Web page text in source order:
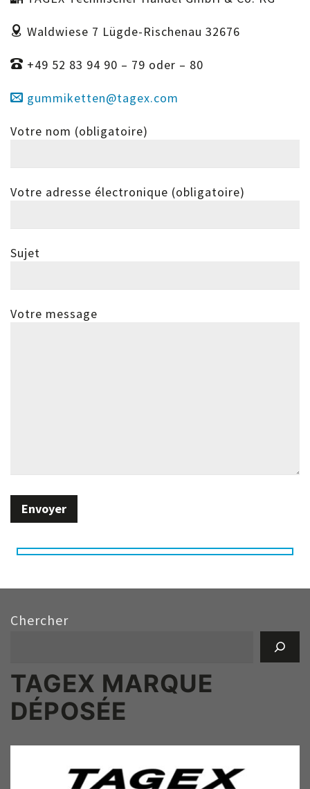
Waldwiese 7 Lügde-Rischenau 32676
+49 52 83 94 90 – 79 oder – 80
gummiketten@tagex.com
Votre nom (obligatoire)
Votre adresse électronique (obligatoire)
Sujet
Votre message
Chercher
TAGEX MARQUE
DÉPOSÉE